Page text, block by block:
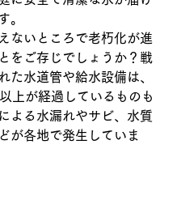
。
ないところで老朽化が進
をご存じでしょうか？戦
た水道管や給水設備は、
上が経過しているものも
よる水漏れやサビ、水質
が各地で発生していま